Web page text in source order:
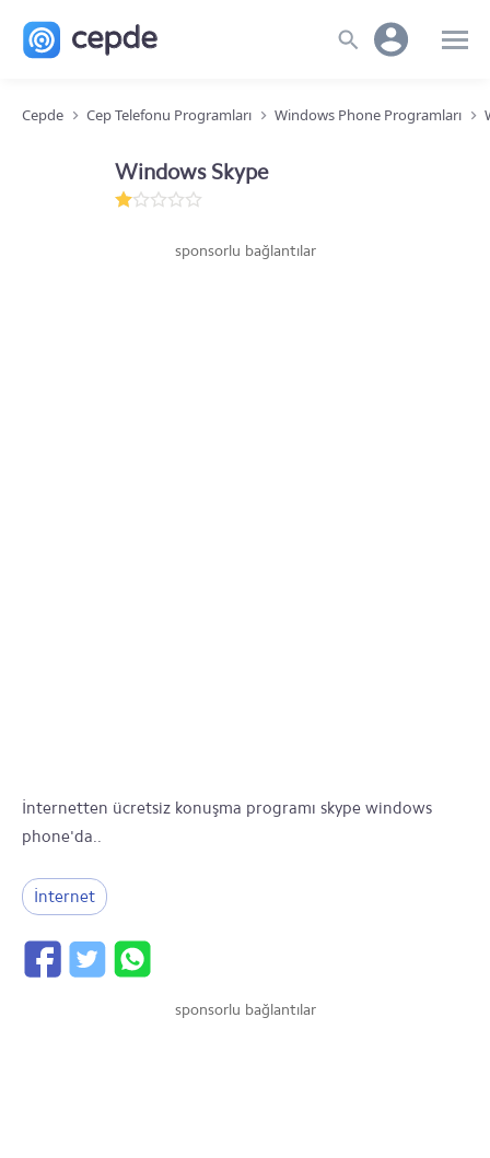
Cepde Cep Telefonu Programları Windows Phone Programları
Windows Skype
sponsorlu bağlantılar
İnternetten ücretsiz konuşma programı skype windows
phone'da..
İnternet
sponsorlu bağlantılar